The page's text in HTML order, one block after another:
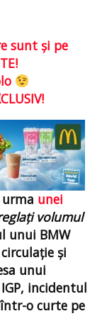
sunt şi pe
unei
volumul
unui BMW
și
unui
incidentul
o curte pe